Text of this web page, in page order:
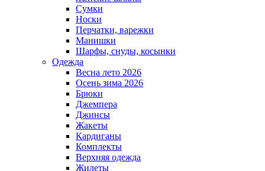
Сумки
Носки
Перчатки, варежки
Манишки
Шарфы, снуды, косынки
Одежда
Весна лето 2026
Осень зима 2026
Брюки
Джемпера
Джинсы
Жакеты
Кардиганы
Комплекты
Верхняя одежда
Жилеты